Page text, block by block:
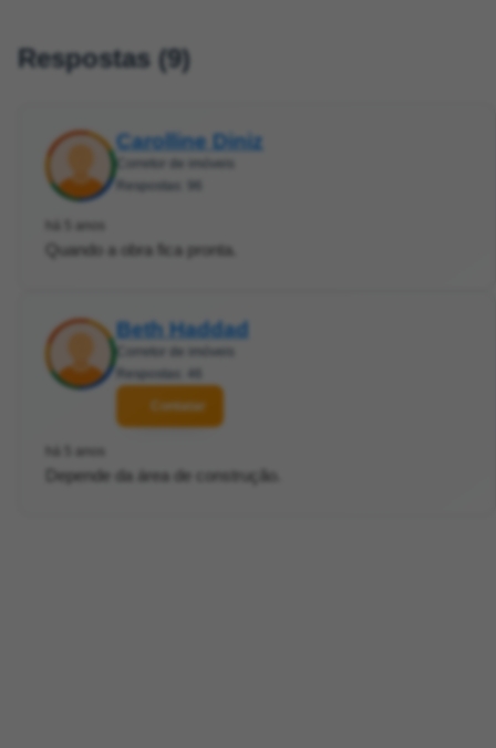
Respostas (9)
Carolline Diniz
Corretor de imóveis
Respostas: 96
há 5 anos
Quando a obra fica pronta.
Beth Haddad
Corretor de imóveis
Respostas: 46
Contatar
há 5 anos
Depende da área de construção.